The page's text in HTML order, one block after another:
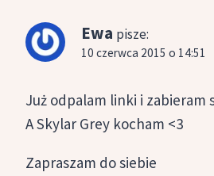
Ewa pisze:
10 czerwca 2015 o 14:51
Już odpalam linki i zabieram
A Skylar Grey kocham <3
Zapraszam do siebie